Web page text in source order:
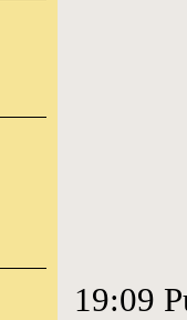
19:09